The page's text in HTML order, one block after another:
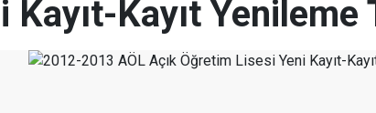
Kayıt-Kayıt Yenileme